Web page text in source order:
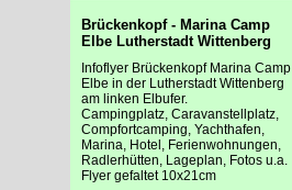
Brückenkopf - Marina Camp
Elbe Lutherstadt Wittenberg
Infoflyer Brückenkopf Marina Camp
Elbe in der Lutherstadt Wittenberg
am linken Elbufer.
Campingplatz, Caravanstellplatz,
Compfortcamping, Yachthafen,
Marina, Hotel, Ferienwohnungen,
Radlerhütten, Lageplan, Fotos u.a.
Flyer gefaltet 10x21cm